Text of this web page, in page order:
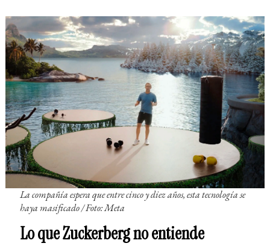
La compañía espera que entre cinco y diez años, esta tecnología se
haya masificado/ Foto: Meta
Lo que Zuckerberg no entiende